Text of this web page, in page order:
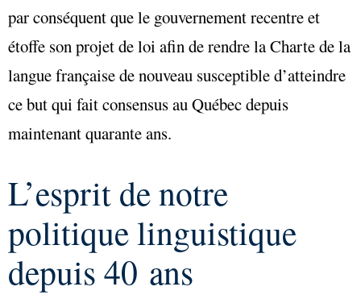
par conséquent que le gouvernement recentre et
étoffe son projet de loi afin de rendre la Charte de la
langue française de nouveau susceptible d’atteindre
ce but qui fait consensus au Québec depuis
maintenant quarante ans.
L’esprit de notre
politique linguistique
depuis 40 ans